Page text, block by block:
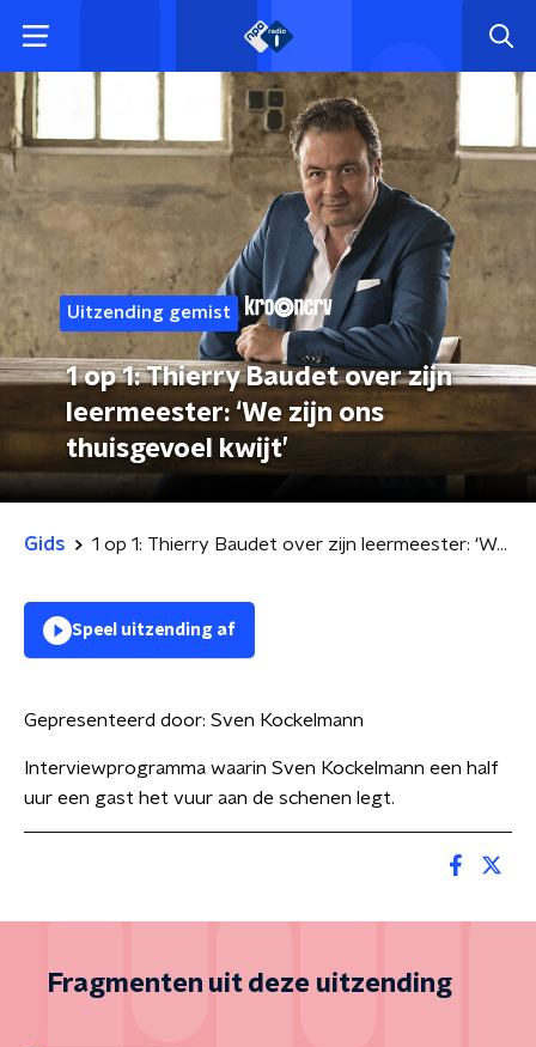
Uitzending gemist
1 op 1: Thierry Baudet over zijn
leermeester: ‘We zijn ons
thuisgevoel kwijt’
Gids 1 op 1: Thierry Baudet over zijn leermeester: ‘We zijn ons thuisgevoel kwijt’
Speel uitzending af
Gepresenteerd door: Sven Kockelmann
Interviewprogramma waarin Sven Kockelmann een half
uur een gast het vuur aan de schenen legt.
Fragmenten uit deze uitzending